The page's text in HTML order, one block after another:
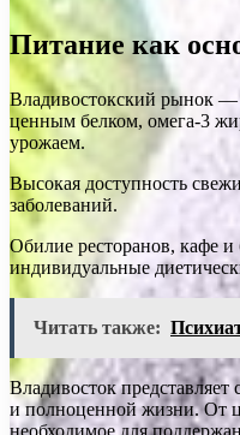
Питание как
Владивостокский рынок —
ценным белком, омега-3
урожаем.
Высокая доступность
заболеваний.
Обилие ресторанов, кафе
индивидуальные
Читать также:
Владивосток
и полноценной жизни. От